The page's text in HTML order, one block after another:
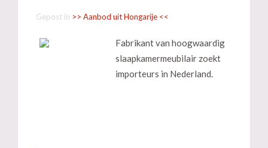
Gepost in >> Aanbod uit Hongarije <<
Fabrikant van hoogwaardig
slaapkamermeubilair zoekt
importeurs in Nederland.